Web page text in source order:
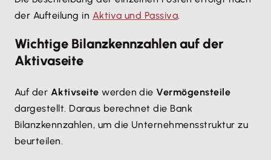
der Aufteilung in Aktiva und Passiva.
Wichtige Bilanzkennzahlen auf der
Aktivaseite
Auf der Aktivseite werden die Vermögensteile
dargestellt. Daraus berechnet die Bank
Bilanzkennzahlen, um die Unternehmensstruktur zu
beurteilen.